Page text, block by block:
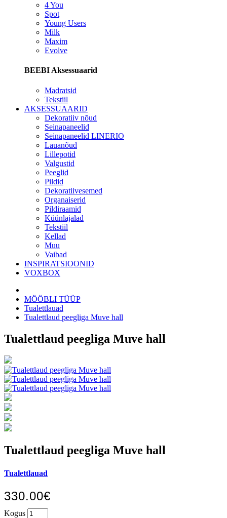
4 You
Spot
Young Users
Milk
Maxim
Evolve
BEEBI Aksessuaarid
Madratsid
Tekstiil
AKSESSUAARID
Dekoratiiv nõud
Seinapaneelid
Seinapaneelid LINERIO
Lauanõud
Lillepotid
Valgustid
Peeglid
Pildid
Dekoratiivesemed
Organaiserid
Pildiraamid
Küünlajalad
Tekstiil
Kellad
Muu
Vaibad
INSPIRATSIOONID
VOXBOX
MÖÖBLI TÜÜP
Tualettlauad
Tualettlaud peegliga Muve hall
Tualettlaud peegliga Muve hall
Tualettlaud peegliga Muve hall
Tualettlauad
330.00€
Kogus